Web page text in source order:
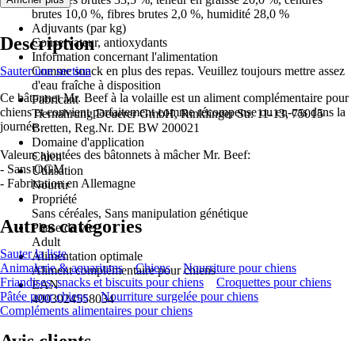
brutes 10,0 %, fibres brutes 2,0 %, humidité 28,0 %
Adjuvants (par kg)
Conservateur, antioxydants
Information concernant l'alimentation
Comme snack en plus des repas. Veuillez toujours mettre assez
d'eau fraîche à disposition
Fabricant
Tiernahrung Deuerer GmbH, Rinklinger Str. 11-13, 75015
Bretten, Reg.Nr. DE BW 200021
Domaine d'application
Chien
Utilisation
Nourrir
Propriété
Sans céréales, Sans manipulation génétique
Phase de vie
Adult
Alimentation optimale
Aliment complémentaire pour chiens
EAN
4003024558034
Description
Sauter une section
Ce bâtonnet Mr. Beef à la volaille est un aliment complémentaire pour
chiens et convient parfaitement comme récompense ou en-cas dans la
journée.
Valeurs ajoutées des bâtonnets à mâcher Mr. Beef:
- Sans OGM
- Fabrication en Allemagne
Autres catégories
Sauter la liste
Animalerie & aquariums
Chiens
Nourriture pour chiens
Friandises, snacks et biscuits pour chiens
Croquettes pour chiens
Pâtée pour chiens
Nourriture surgelée pour chiens
Compléments alimentaires pour chiens